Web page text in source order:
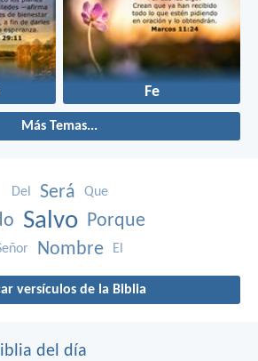
Fe
Más Temas...
Del Será Que
Salvo Porque
Nombre El
versículos de la Biblia
del día